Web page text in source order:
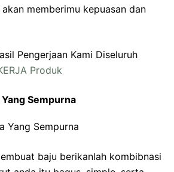
memberimu kepuasan dan
Pengerjaan Kami Diseluruh
Produk
Sempurna
baju berikanlah kombibnasi